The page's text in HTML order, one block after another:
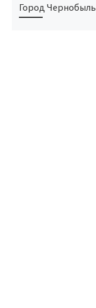
Город Чернобыль